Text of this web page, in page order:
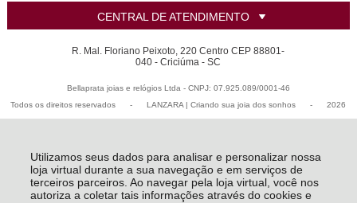
Utilizamos seus dados para analisar e personalizar nossa
loja virtual durante a sua navegação e em serviços de
terceiros parceiros. Ao navegar pela loja virtual, você nos
autoriza a coletar tais informações através do cookies e
CENTRAL DE ATENDIMENTO
R. Mal. Floriano Peixoto, 220 Centro CEP 88801-
040 - Criciúma - SC
Bellaprata joias e relógios Ltda - CNPJ: 07.925.089/0001-46
Todos os direitos reservados
- LANZARA | Criando sua joia dos sonhos - 2026